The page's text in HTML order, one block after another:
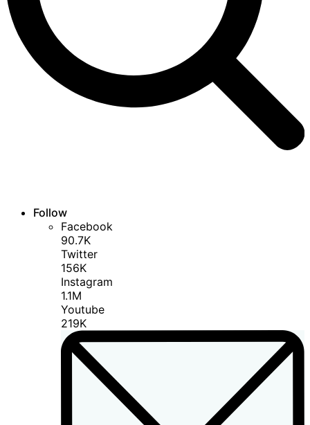
Follow
Facebook
90.7K
Twitter
156K
Instagram
1.1M
Youtube
219K